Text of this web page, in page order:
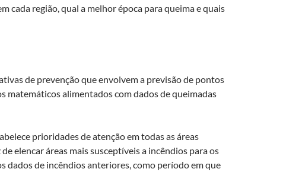
cada região, qual a melhor época para queima e quais
de prevenção que envolvem a previsão de pontos
matemáticos alimentados com dados de queimadas
prioridades de atenção em todas as áreas
elencar áreas mais susceptíveis a incêndios para os
dados de incêndios anteriores, como período em que